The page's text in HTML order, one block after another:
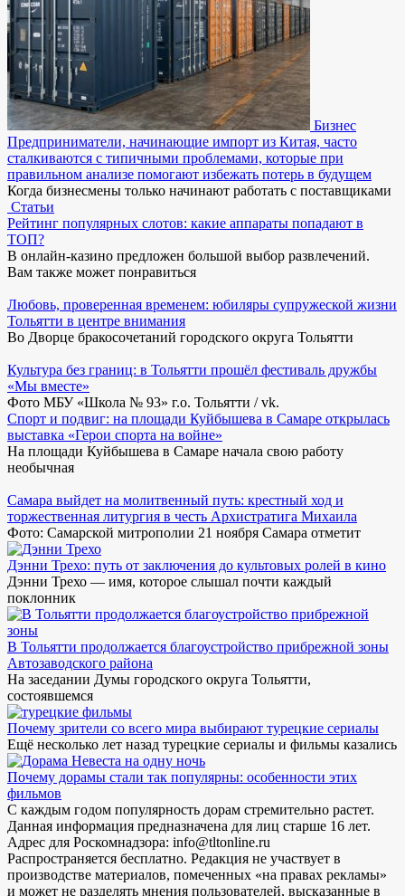
Бизнес
Предприниматели, начинающие импорт из Китая, часто
сталкиваются с типичными проблемами, которые при
правильном анализе помогают избежать потерь в будущем
Когда бизнесмены только начинают работать с поставщиками
Статьи
Рейтинг популярных слотов: какие аппараты попадают в
ТОП?
В онлайн-казино предложен большой выбор развлечений.
Вам также может понравиться
Любовь, проверенная временем: юбиляры супружеской жизни
Тольятти в центре внимания
Во Дворце бракосочетаний городского округа Тольятти
Культура без границ: в Тольятти прошёл фестиваль дружбы
«Мы вместе»
Фото МБУ «Школа № 93» г.о. Тольятти / vk.
Спорт и подвиг: на площади Куйбышева в Самаре открылась
выставка «Герои спорта на войне»
На площади Куйбышева в Самаре начала свою работу
необычная
Самара выйдет на молитвенный путь: крестный ход и
торжественная литургия в честь Архистратига Михаила
Фото: Самарской митрополии 21 ноября Самара отметит
Дэнни Трехо: путь от заключения до культовых ролей в кино
Дэнни Трехо — имя, которое слышал почти каждый
поклонник
В Тольятти продолжается благоустройство прибрежной зоны
Автозаводского района
На заседании Думы городского округа Тольятти,
состоявшемся
Почему зрители со всего мира выбирают турецкие сериалы
Ещё несколько лет назад турецкие сериалы и фильмы казались
Почему дорамы стали так популярны: особенности этих
фильмов
С каждым годом популярность дорам стремительно растет.
Данная информация предназначена для лиц старше 16 лет.
Адрес для Роскомнадзора: info@tltonline.ru
Распространяется бесплатно. Редакция не участвует в
производстве материалов, помеченных «на правах рекламы»
и может не разделять мнения пользователей, высказанные в